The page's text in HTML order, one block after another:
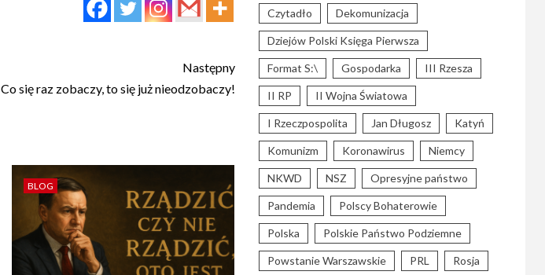
Następny
Co się raz zobaczy, to się już nieodzobaczy!
BLOG
Czytadło Dekomunizacja
Dziejów Polski Księga Pierwsza
Format S:\ Gospodarka III Rzesza
II RP II Wojna Światowa
I Rzeczpospolita Jan Długosz Katyń
Komunizm Koronawirus Niemcy
NKWD NSZ Opresyjne państwo
Pandemia Polscy Bohaterowie
Polska Polskie Państwo Podziemne
Powstanie Warszawskie PRL Rosja